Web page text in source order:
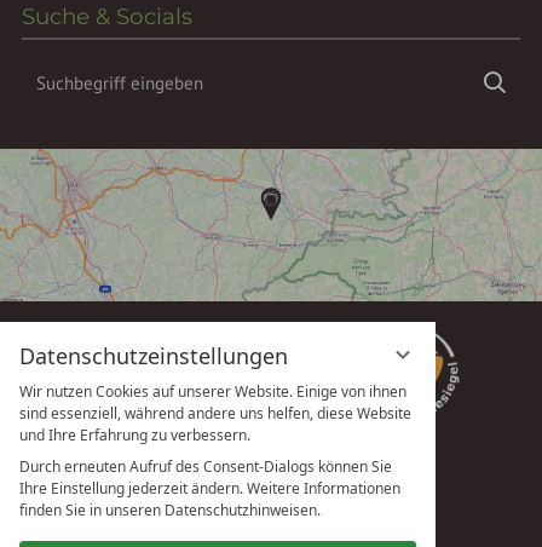
Datenschutzeinstellungen
Wir nutzen Cookies auf unserer Website. Einige von ihnen
sind essenziell, während andere uns helfen, diese Website
und Ihre Erfahrung zu verbessern.
Durch erneuten Aufruf des Consent-Dialogs können Sie
Ihre Einstellung jederzeit ändern. Weitere Informationen
finden Sie in unseren Datenschutzhinweisen.
Suche & Socials
Suchbegriff
vioma GmbH